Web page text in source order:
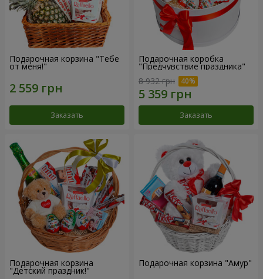
Подарочная корзина "Тебе
от меня!"
Заказать
Подарочная коробка
"Предчувствие праздника"
8 932 грн
Заказать
Подарочная корзина
"Детский праздник!"
Подарочная корзина "Амур"